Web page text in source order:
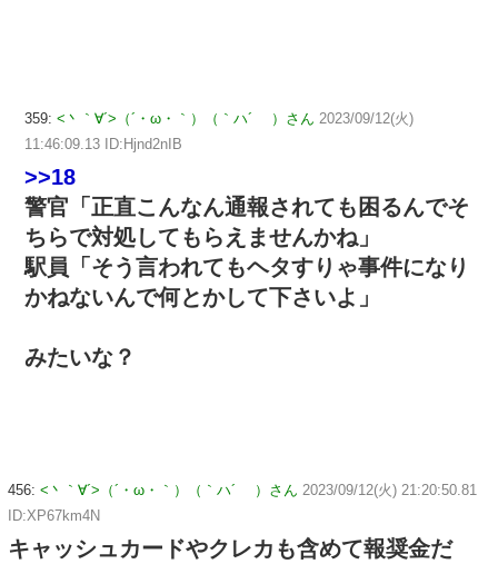
359: <丶｀∀´>（´・ω・｀）（｀ハ´ ）さん 2023/09/12(火)
11:46:09.13 ID:Hjnd2nIB
>>18
警官「正直こんなん通報されても困るんでそ
ちらで対処してもらえませんかね」
駅員「そう言われてもヘタすりゃ事件になり
かねないんで何とかして下さいよ」
みたいな？
456: <丶｀∀´>（´・ω・｀）（｀ハ´ ）さん 2023/09/12(火) 21:20:50.81
ID:XP67km4N
キャッシュカードやクレカも含めて報奨金だ